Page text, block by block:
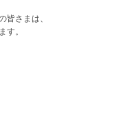
皆さまは、
す。